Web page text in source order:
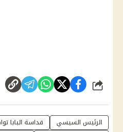
شارك
الرئيس السيسي قداسة البابا